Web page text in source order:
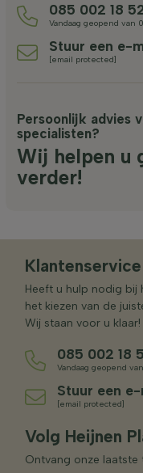
085 002 18
Vandaag geopend van
Stuur een e-
[email protected]
Persoonlijk advies
specialisten?
Wij helpen u
verder!
Klantenservice
Heeft u hulp nodig bij
het kiezen van de
Wij staan voor u klaar!
085 002 18
Vandaag geopend
Stuur een
[email protected]
Volg Heijnen
Ontvang onze laatste